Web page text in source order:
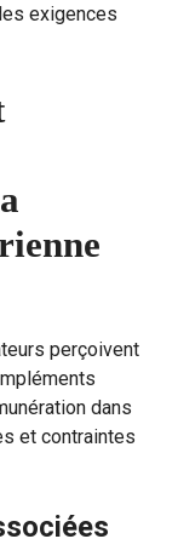
exigences
perçoivent
dans
et contraintes